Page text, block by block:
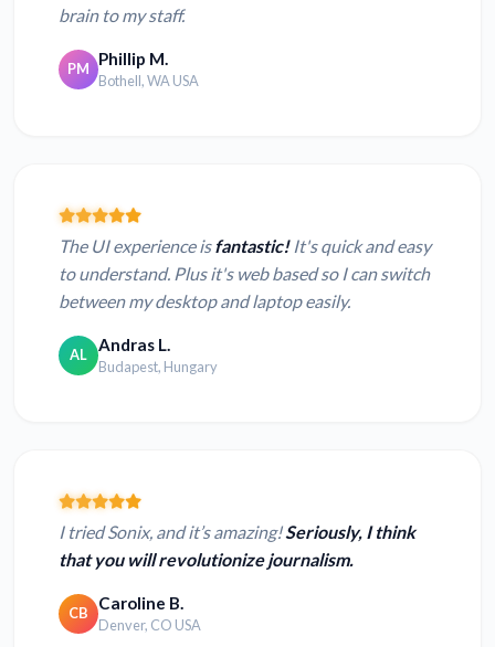
brain to my staff.
PM Phillip M.
Bothell, WA USA
The UI experience isfantastic!It's quick and easy
to understand. Plus it's web based so I can switch
between my desktop and laptop easily.
AL Andras L.
Budapest, Hungary
I tried Sonix, and it’s amazing!Seriously, I think
that you will revolutionize journalism.
CB Caroline B.
Denver, CO USA